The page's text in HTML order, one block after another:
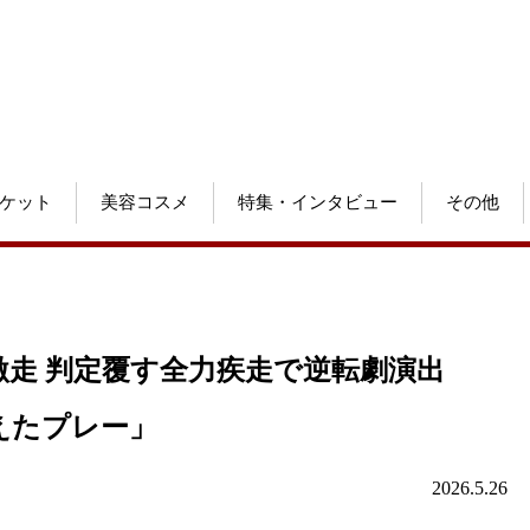
ット 美容コスメ 特集・インタビュー その他
判定覆す全力疾走で逆転劇演出
プレー」
2026.5.26